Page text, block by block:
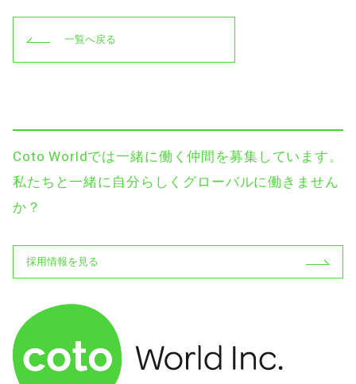
一覧へ戻る
Coto Worldでは一緒に働く仲間を募集しています。
私たちと一緒に自分らしくグローバルに働きません
か？
採用情報を見る